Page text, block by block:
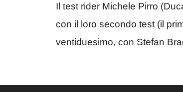
Il test rider Michele Pirro
con il loro secondo test (il
ventiduesimo, con Stefan